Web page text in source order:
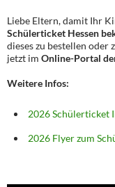
Liebe Eltern, damit Ihr
Schülerticket Hessen
dieses zu bestellen oder
jetzt im Online-Portal
Weitere Infos:
2026 Schülerticket
2026 Flyer zum